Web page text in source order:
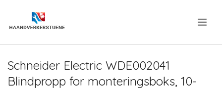
Schneider Electric WDE002041
Blindpropp for monteringsboks, 10-